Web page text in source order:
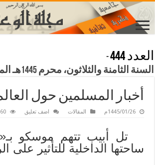
العدد 444
-
السنة الثامنة والثلاثون، محرم 1445هـ الموفق آب 2023م
أخبار المسلمين حول
1445/01/26م المقالات اضف تعليق
تل أبيب تتهم موسكو
ساحتها الداخلية للتأثير على